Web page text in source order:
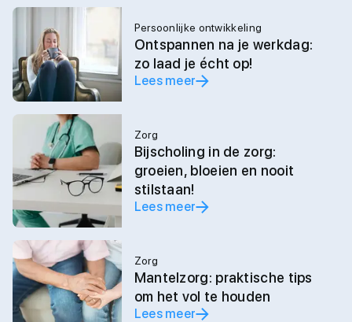
Persoonlijke ontwikkeling
Ontspannen na je werkdag:
zo laad je écht op!
Lees meer
Zorg
Bijscholing in de zorg:
groeien, bloeien en nooit
stilstaan!
Lees meer
Zorg
Mantelzorg: praktische tips
om het vol te houden
Lees meer